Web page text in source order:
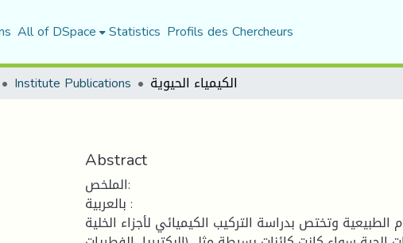
All of DSpace Statistics Profils des Chercheurs
Institute Publications الكيمياء الحيوية
Abstract
الملخص:
بالعربية :
وتختص بدراسة التركيب الكيميائي لأجزاء الخلية